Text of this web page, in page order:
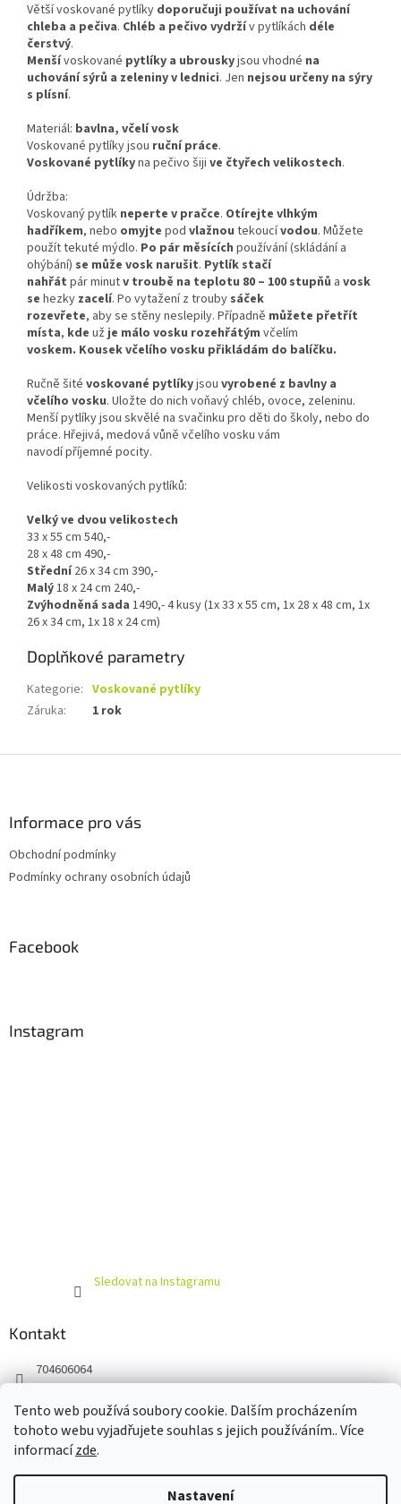
Tento web používá soubory cookie. Dalším procházením
tohoto webu vyjadřujete souhlas s jejich používáním.. Více
informacízde.
Nastavení
Větší voskované pytlíky doporučuji používat na uchování
chleba a pečiva. Chléb a pečivo vydržív pytlíkách déle
čerstvý.
Menšívoskované pytlíky a ubrouskyjsou vhodné na
uchování sýrů a zeleniny v lednici. Jen nejsou určeny na sýry
s plísní.
Materiál: bavlna, včelí vosk
Voskované pytlíky jsou ruční práce.
Voskované pytlíkyna pečivo šiji ve čtyřech velikostech.
Údržba:
Voskovaný pytlík neperte v pračce. Otírejte vlhkým
hadříkem, nebo omyjte pod vlažnou tekoucívodou. Můžete
použít tekuté mýdlo. Po pár měsících používání (skládání a
ohýbání) se může vosk narušit. Pytlík stačí
nahřát pár minutv troubě na teplotu 80 – 100 stupňů a vosk
se hezky zacelí. Po vytažení z trouby sáček
rozevřete, aby se stěny neslepily. Případně můžete přetřít
místa, kde užje málo vosku rozehřátým včelím
voskem. Kousek včelího vosku přikládám do balíčku.
Ručně šité voskované pytlíkyjsou vyrobené z bavlny a
včelího vosku. Uložte do nich voňavý chléb, ovoce, zeleninu.
Menší pytlíky jsou skvělé na svačinku pro děti do školy, nebo do
práce. Hřejivá, medová vůně včelího vosku vám
navodí příjemné pocity.
Velikosti voskovaných pytlíků:
Velký ve dvou velikostech
33 x 55 cm 540,-
28 x 48 cm 490,-
Střední26 x 34 cm 390,-
Malý18 x 24 cm 240,-
Zvýhodněná sada 1490,- 4 kusy (1x 33 x 55 cm, 1x 28 x 48 cm, 1x
26 x 34 cm, 1x 18 x 24 cm)
Doplňkové parametry
Kategorie: Voskované pytlíky
Záruka: 1 rok
Informace pro vás
Obchodní podmínky
Podmínky ochrany osobních údajů
Facebook
Instagram
Sledovat na Instagramu
Kontakt
704606064
cyklamen_cz